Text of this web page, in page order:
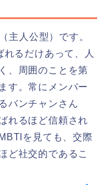
主人公型）です。
るだけあって、人
、周囲のことを第
す。常にメンバー
バンチャンさん
れるほど信頼され
を見ても、交際
ど社交的であるこ